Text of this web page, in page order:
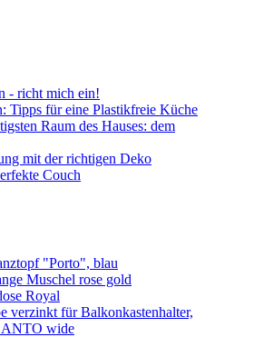
- richt mich ein!
Tipps für eine Plastikfreie Küche
Raum des Hauses: dem
mit der richtigen Deko
Couch
"Porto", blau
Muschel rose gold
Royal
verzinkt für Balkonkastenhalter,
wide